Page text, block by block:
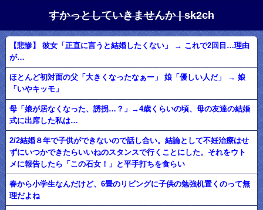
すかっとしていきませんか | sk2ch
【悲惨】 彼女「正直に言うと結婚したくない」 → これで2回目…理由
が…
ほとんど初対面の父「大きくなったなぁー」 娘「優しい人だ」 → 娘
「いやキッモ」
母「娘が居なくなった、誘拐…？」→4歳くらいの頃、母の友達の結婚
式に出席した私は…
2/2結婚８年で子供ができないので話し合い。結論として不妊治療はせ
ずにいつかできたらいいねのスタンスで行くことにした。それをウト
メに報告したら「この石女！」と平手打ちを食らい
春から小学生なんだけど、6畳のリビングに子供の勉強机置くのって無
理だよね